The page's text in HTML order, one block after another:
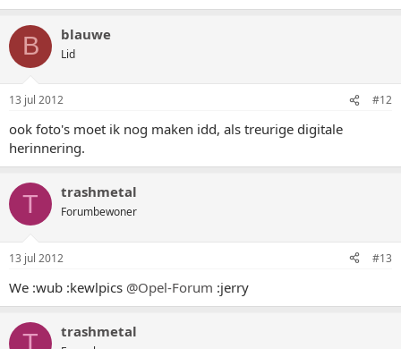
B blauwe
Lid
13 jul 2012 #12
ook foto's moet ik nog maken idd, als treurige digitale
herinnering.
T trashmetal
Forumbewoner
13 jul 2012 #13
We :wub :kewlpics @Opel-Forum :jerry
T trashmetal